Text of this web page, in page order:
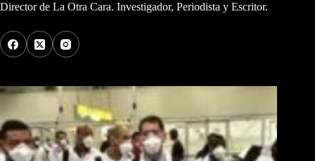
Director de La Otra Cara. Investigador, Periodista y Escritor.